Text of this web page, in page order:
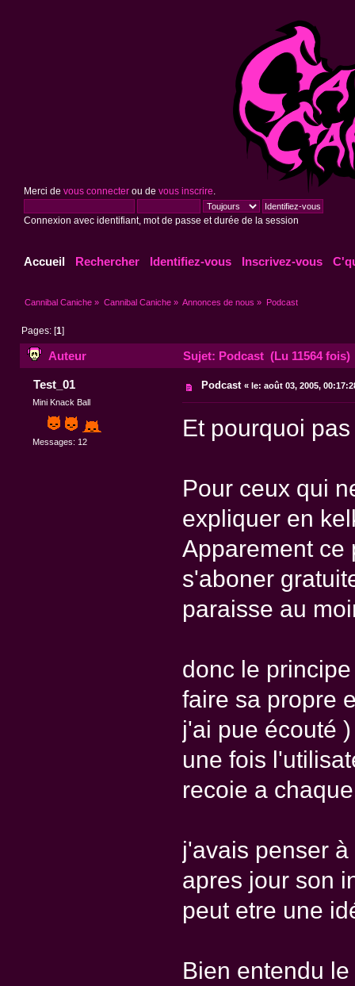
Merci de vous connecterou de vous inscrire
Connexion avec identifiant, mot de passe et durée de la session
Accueil Rechercher Identifiez-vous Inscrivez-vous
Cannibal Caniche » Cannibal Caniche» Annonces de nous » Podcast
Pages: [1]
Auteur Sujet: Podcast (Lu 11564 fois)
Test_01
Mini Knack Ball
Messages: 12
Podcast «le: août 03, 2005,
Et pourquoi
Pour ceux qui
expliquer en
Apparement ce
s'aboner
paraisse au
donc le
faire sa propre
j'ai pue écouté
une fois
recoie a
j'avais penser
apres jour son
peut etre une
Bien entendu